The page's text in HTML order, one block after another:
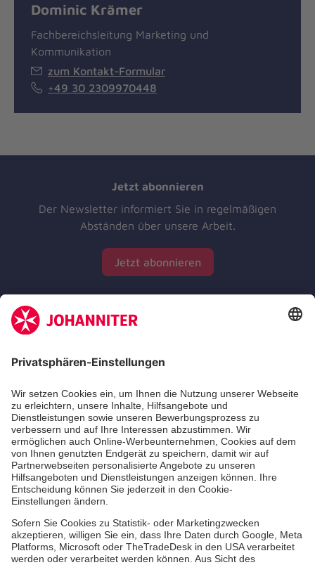
Dominic Krämer
Fachbereichsleitung Marketing und
Kommunikation
zum Kontakt-Formular
+49 30 2309970448
Jetzt abonnieren
Der Newsletter informiert Sie in regelmäßigen
Abständen über unsere Arbeit.
Jetzt abonnieren
Zertifizierung der Johanniter-Unfall-Hilfe e.V.
Die Johanniter GmbH führt das Spendenzertifikat
des Deutschen Spendenrats e.V.
Dienste & Leistungen